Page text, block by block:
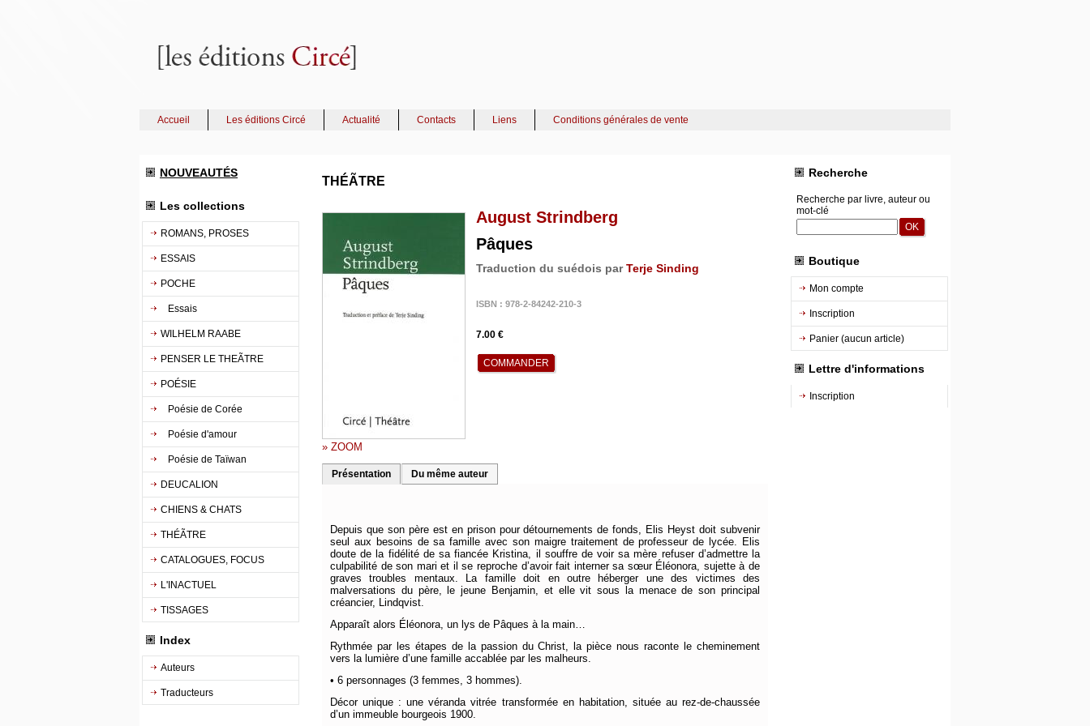
Accueil Les éditions Circé Actualité Contacts Liens Conditions générales de vente
NOUVEAUTÉS
Les collections
ROMANS, PROSES
ESSAIS
POCHE
Essais
WILHELM RAABE
PENSER LE THEÃTRE
POÉSIE
Poésie de Corée
Poésie d'amour
Poésie de Taïwan
DEUCALION
CHIENS & CHATS
THÉÃTRE
CATALOGUES, FOCUS
L'INACTUEL
TISSAGES
Index
Auteurs
Traducteurs
THÉÃTRE
» ZOOM
August Strindberg
Pâques
Traduction du suédois parTerje Sinding
ISBN : 978-2-84242-210-3
7.00 €
Présentation Du même auteur
Depuis que son père est en prison pour détournements de fonds, Elis Heyst doit subvenir
seul aux besoins de sa famille avec son maigre traitement de professeur de lycée. Elis
doute de la fidélité de sa fiancée Kristina, il souffre de voir sa mère refuser d’admettre la
culpabilité de son mari et il se reproche d’avoir fait interner sa sœur Éléonora, sujette à de
graves troubles mentaux. La famille doit en outre héberger une des victimes des
malversations du père, le jeune Benjamin, et elle vit sous la menace de son principal
créancier, Lindqvist.
Apparaît alors Éléonora, un lys de Pâques à la main…
Rythmée par les étapes de la passion du Christ, la pièce nous raconte le cheminement
vers la lumière d’une famille accablée par les malheurs.
• 6 personnages (3 femmes, 3 hommes).
Décor unique : une véranda vitrée transformée en habitation, située au rez-de-chaussée
d’un immeuble bourgeois 1900.
Recherche
Recherche par livre, auteur ou
mot-clé
Boutique
Mon compte
Inscription
Panier (aucun article)
Lettre d'informations
Inscription